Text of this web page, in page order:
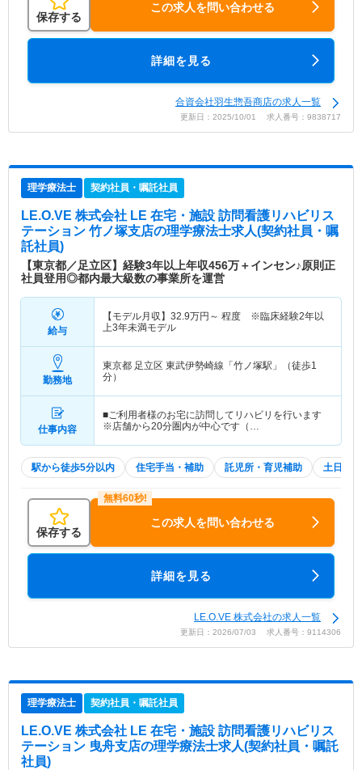
保存する
この求人を問い合わせる
詳細を見る
合資会社羽生惣吾商店の求人一覧
更新日：2025/10/01 求人番号：9838717
理学療法士 契約社員・嘱託社員
LE.O.VE 株式会社 LE 在宅・施設 訪問看護リハビリス
テーション 竹ノ塚支店の理学療法士求人(契約社員・嘱
託社員)
【東京都／足立区】経験3年以上年収456万＋インセン♪原則正
社員登用◎都内最大級数の事業所を運営
給与
【モデル月収】 32.9万円～ 程度 ※臨床経験2年以
上3年未満モデル
勤務地
東京都 足立区 東武伊勢崎線「竹ノ塚駅」（徒歩1
分）
仕事内容
■ご利用者様のお宅に訪問してリハビリを行います
※店舗から20分圏内が中心です（…
駅から徒歩5分以内 住宅手当・補助 託児所・育児補助 土日祝休
保存する
この求人を問い合わせる
詳細を見る
LE.O.VE 株式会社の求人一覧
更新日：2026/07/03 求人番号：9114306
理学療法士 契約社員・嘱託社員
LE.O.VE 株式会社 LE 在宅・施設 訪問看護リハビリス
テーション 曳舟支店の理学療法士求人(契約社員・嘱託
社員)